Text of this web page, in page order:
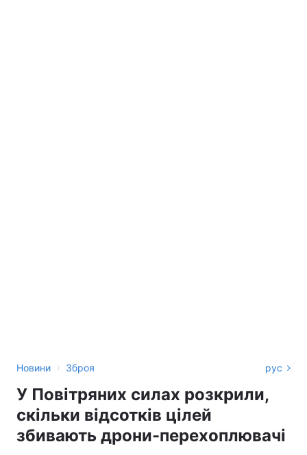
Новини › Зброя рус
У Повітряних силах розкрили,
скільки відсотків цілей
збивають дрони-перехоплювачі